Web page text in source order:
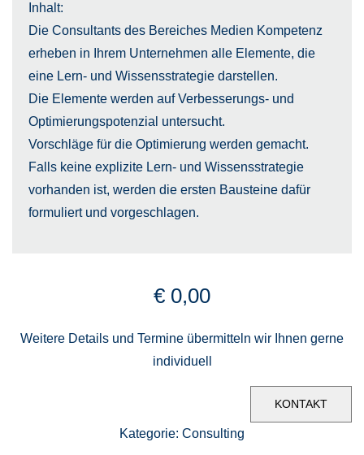
Inhalt:
Die Consultants des Bereiches Medien Kompetenz
erheben in Ihrem Unternehmen alle Elemente, die
eine Lern- und Wissensstrategie darstellen.
Die Elemente werden aufVerbesserungs- und
Optimierungspotenzial untersucht.
Vorschläge für die Optimierung werden gemacht.
Falls keine explizite Lern- und Wissensstrategie
vorhanden ist, werden die ersten Bausteine dafür
formuliert und vorgeschlagen.
€ 0,00
Weitere Details und Termine übermitteln wir Ihnen gerne
individuell
KONTAKT
Kategorie: Consulting